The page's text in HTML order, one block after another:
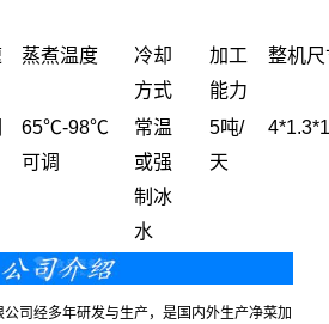
蒸煮温度
冷却
方式
加工
能力
整机尺
65℃-98℃
可调
常温
或强
制冰
水
5吨/
天
司经多年研发与生产，是国内外生产净菜加